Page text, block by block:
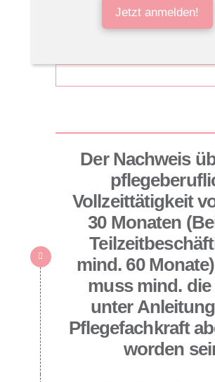
Jetzt anmelden!
Der Nachweis
Vollzeittätigkeit
30 Monaten
mind. 60
muss mind. die
unter
Pflegefachkraft
worden